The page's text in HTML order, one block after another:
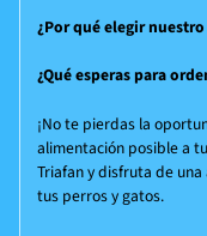
¿Por qué elegir
¿Qué esperas para
¡No te pierdas la
alimentación posible a
Triafan y disfruta de
tus perros y gatos.